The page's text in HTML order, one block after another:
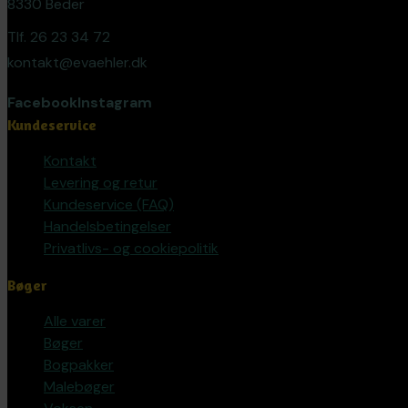
8330 Beder
Tlf. 26 23 34 72
kontakt@evaehler.dk
FacebookInstagram
Kundeservice
Kontakt
Levering og retur
Kundeservice (FAQ)
Handelsbetingelser
Privatlivs- og cookiepolitik
Bøger
Alle varer
Bøger
Bogpakker
Malebøger